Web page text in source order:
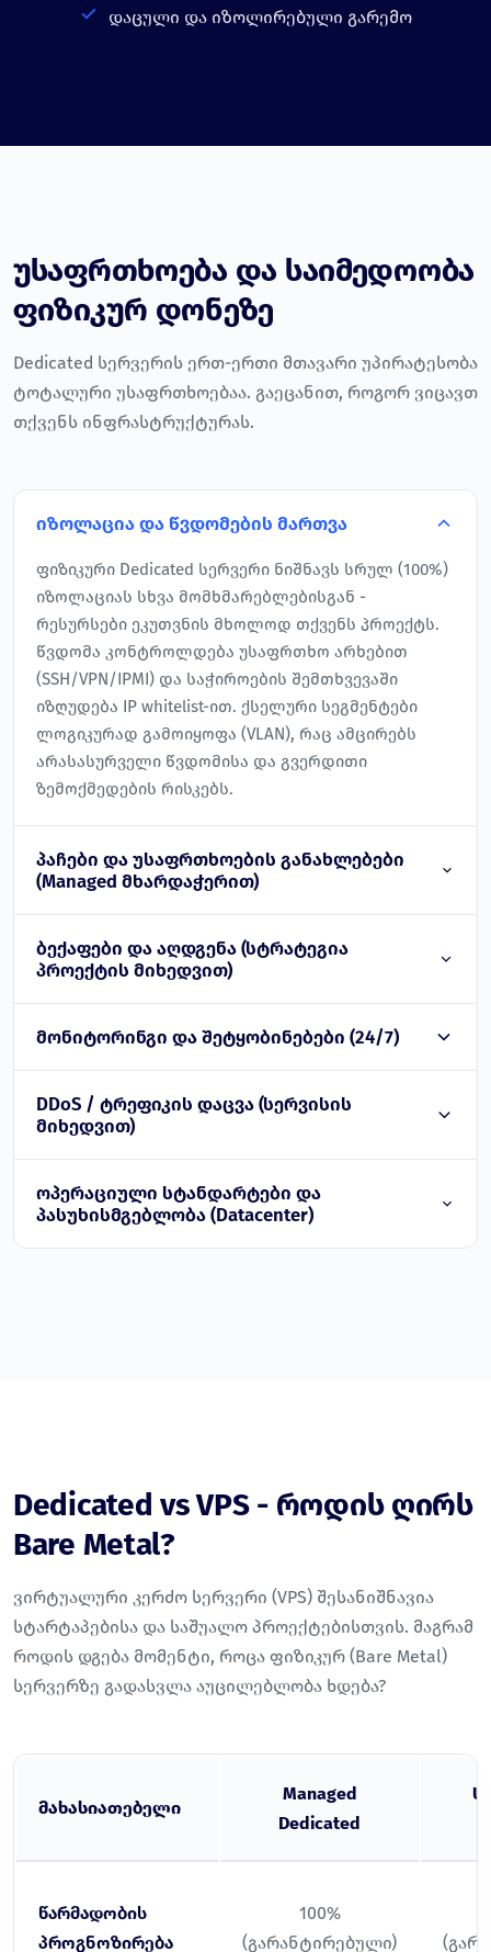
დაცული და იზოლირებული გარემო
უსაფრთხოება და საიმედოობა
ფიზიკურ დონეზე
Dedicated სერვერის ერთ-ერთი მთავარი უპირატესობა
ტოტალური უსაფრთხოებაა. გაეცანით, როგორ ვიცავთ
თქვენს ინფრასტრუქტურას.
იზოლაცია და წვდომების მართვა
ფიზიკური Dedicated სერვერი ნიშნავს სრულ (100%)
იზოლაციას სხვა მომხმარებლებისგან -
რესურსები ეკუთვნის მხოლოდ თქვენს პროექტს.
წვდომა კონტროლდება უსაფრთხო არხებით
(SSH/VPN/IPMI) და საჭიროების შემთხვევაში
იზღუდება IP whitelist-ით. ქსელური სეგმენტები
ლოგიკურად გამოიყოფა (VLAN), რაც ამცირებს
არასასურველი წვდომისა და გვერდითი
ზემოქმედების რისკებს.
პაჩები და უსაფრთხოების განახლებები
(Managed მხარდაჭერით)
ბექაფები და აღდგენა (სტრატეგია
პროექტის მიხედვით)
მონიტორინგი და შეტყობინებები (24/7)
DDoS / ტრეფიკის დაცვა (სერვისის
მიხედვით)
ოპერაციული სტანდარტები და
პასუხისმგებლობა (Datacenter)
Dedicated vs VPS - როდის ღირს
Bare Metal?
ვირტუალური კერძო სერვერი (VPS) შესანიშნავია
სტარტაპებისა და საშუალო პროექტებისთვის. მაგრამ
როდის დგება მომენტი, როცა ფიზიკურ (Bare Metal)
სერვერზე გადასვლა აუცილებლობა ხდება?
მახასიათებელი
Managed
Dedicated
წარმადობის
პროგნოზირება
100%
(გარანტირებული)